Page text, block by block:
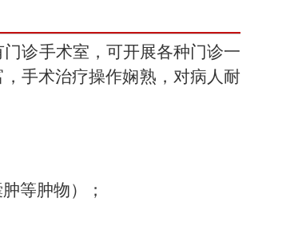
诊手术室，可开展各种门诊一
手术治疗操作娴熟，对病人耐
等肿物）；